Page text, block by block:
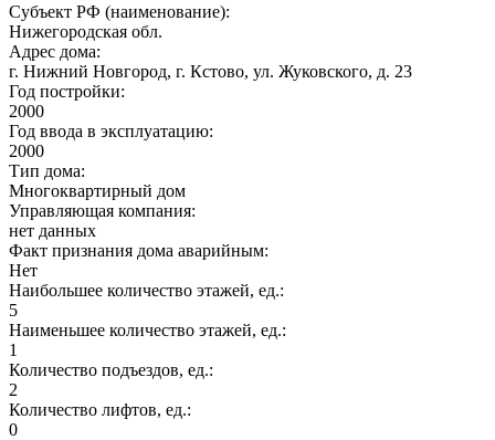
Субъект РФ (наименование):
Нижегородская обл.
Адрес дома:
г. Нижний Новгород, г. Кстово, ул. Жуковского, д. 23
Год постройки:
2000
Год ввода в эксплуатацию:
2000
Тип дома:
Многоквартирный дом
Управляющая компания:
нет данных
Факт признания дома аварийным:
Нет
Наибольшее количество этажей, ед.:
5
Наименьшее количество этажей, ед.:
1
Количество подъездов, ед.:
2
Количество лифтов, ед.:
0